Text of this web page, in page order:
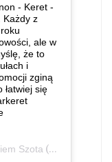
- Keret -
Każdy z
ale w
że to
i
zginą
się
Szota (@zdaniem_szota)